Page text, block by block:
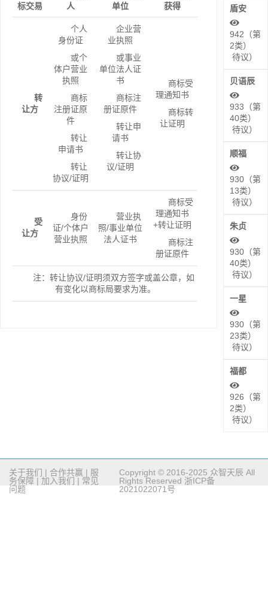
标交易
人
单位
获得
转
让方
个人
身份证
或个
体户营业
执照
商标
注册证原
件
转让
申请书
转让
协议/证明
企业营
业执照
或事业
单位法人证
书
商标注
册证原件
转让申
请书
转让协
议/证明
商标受
理通知书
商标转
让证明
受
让方
身份
证/个体户
营业执照
营业执
照/事业单位
法人证书
商标受
理通知书
+转让证明
商标注
册证原件
注：转让协议/证明须双方签字或盖公章，如
有变化以商标局要求为准。
盾安
942（第
2类）
待议）
贝语辰
933（第
40类）
待议）
顺福
930（第
13类）
待议）
朱贞
930（第
40类）
待议）
一星
930（第
23类）
待议）
福都
926（第
2类）
待议）
关于我们 | 合作共赢 | 服
务保障 | 加入我们 | 常见
问题
Copyright © 2016-2025 众智天辰 All
Rights Reserved 浙ICP备
2021022071号